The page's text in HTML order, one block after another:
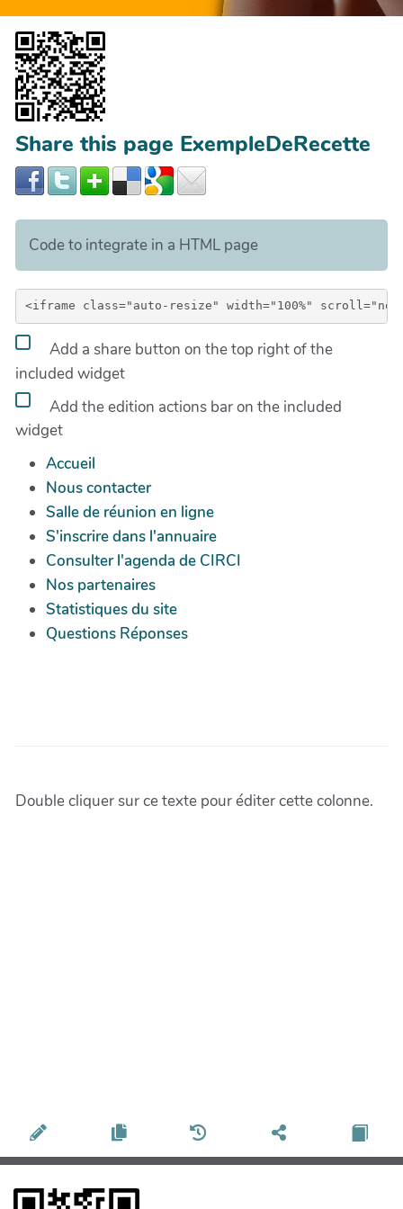
Share this page ExempleDeRecette
Code to integrate in a HTML page
Add a share button on the top right of the
included widget
Add the edition actions bar on the included
widget
Accueil
Nous contacter
Salle de réunion en ligne
S'inscrire dans l'annuaire
Consulter l'agenda de CIRCI
Nos partenaires
Statistiques du site
Questions Réponses
Double cliquer sur ce texte pour éditer cette colonne.